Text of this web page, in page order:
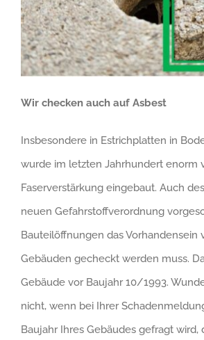
Wir checken auch auf Asbest
Insbesondere in Estrichplatten in
wurde im letzten Jahrhundert enorm
Faserverstärkung eingebaut. Auch
neuen Gefahrstoffverordnung
Bauteilöffnungen das Vorhandensein
Gebäuden gecheckt werden muss.
Gebäude vor Baujahr 10/1993.
nicht, wenn bei Ihrer
Baujahr Ihres Gebäudes gefragt wird,